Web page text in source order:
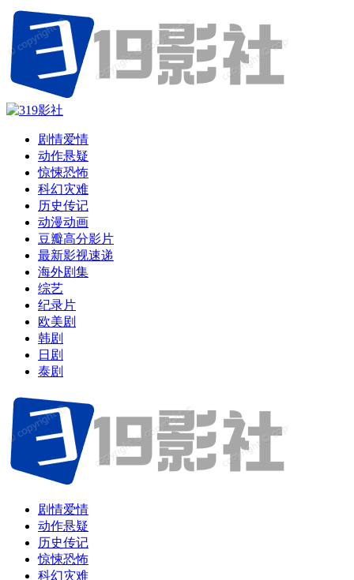
剧情爱情
动作悬疑
惊悚恐怖
科幻灾难
历史传记
动漫动画
豆瓣高分影片
最新影视速递
海外剧集
综艺
纪录片
欧美剧
韩剧
日剧
泰剧
剧情爱情
动作悬疑
历史传记
惊悚恐怖
科幻灾难